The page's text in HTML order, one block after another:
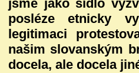
jsme jako sídlo
posléze etnicky
legitimaci
našim slovanským
docela, ale docela